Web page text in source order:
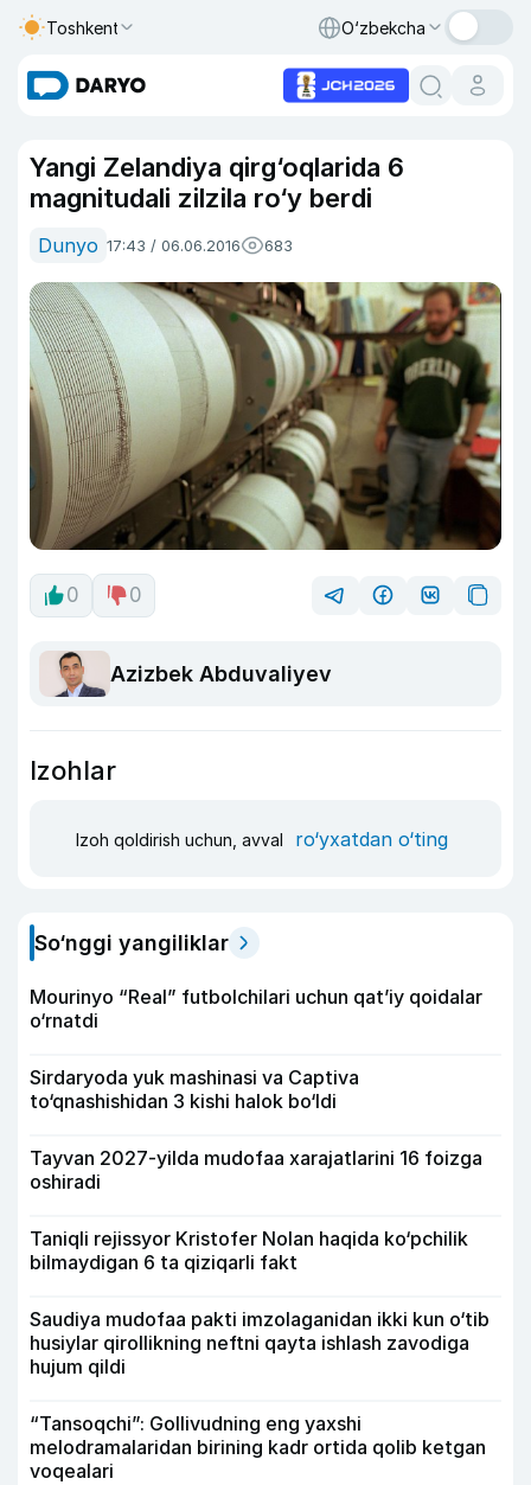
Toshkent O‘zbekcha
Yangi Zelandiya qirg‘oqlarida 6
magnitudali zilzila ro‘y berdi
Dunyo 17:43 / 06.06.2016 683
0 0
Azizbek Abduvaliyev
Izohlar
Izoh qoldirish uchun, avval ro‘yxatdan o‘ting
So‘nggi yangiliklar
Mourinyo “Real” futbolchilari uchun qat’iy qoidalar
o‘rnatdi
Sirdaryoda yuk mashinasi va Captiva
to‘qnashishidan 3 kishi halok bo‘ldi
Tayvan 2027-yilda mudofaa xarajatlarini 16 foizga
oshiradi
Taniqli rejissyor Kristofer Nolan haqida ko‘pchilik
bilmaydigan 6 ta qiziqarli fakt
Saudiya mudofaa pakti imzolaganidan ikki kun o‘tib
husiylar qirollikning neftni qayta ishlash zavodiga
hujum qildi
“Tansoqchi”: Gollivudning eng yaxshi
melodramalaridan birining kadr ortida qolib ketgan
voqealari